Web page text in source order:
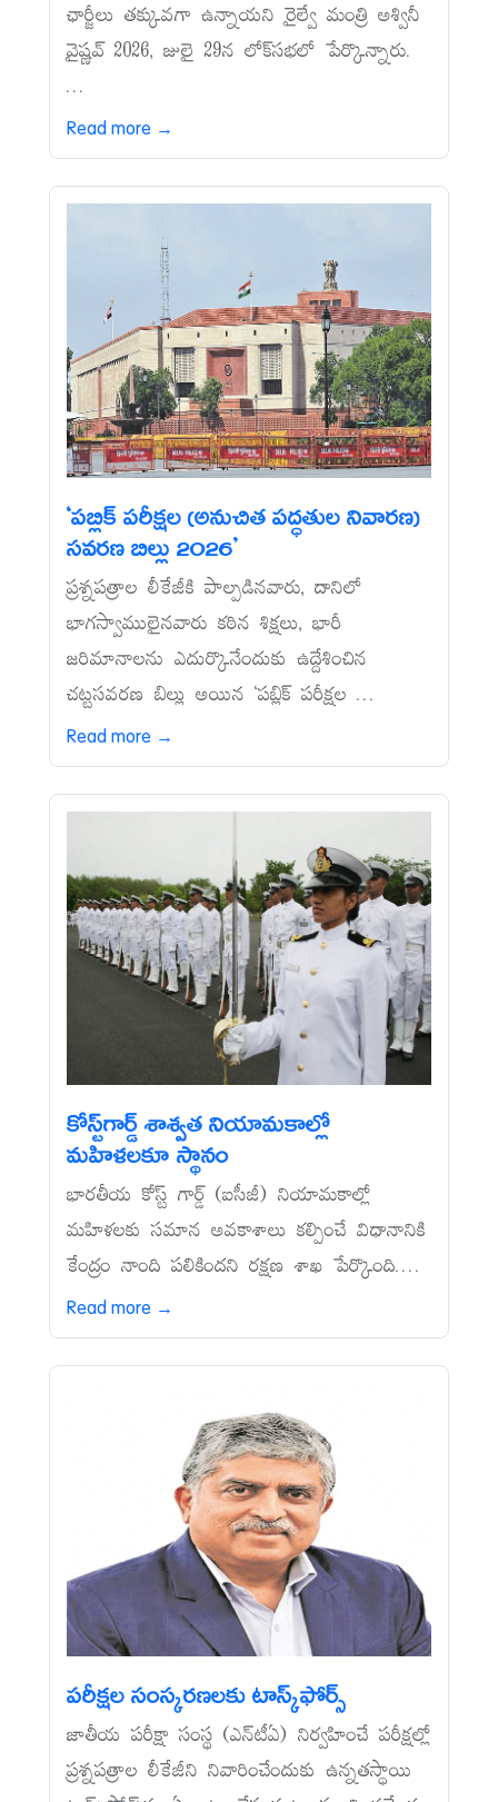
ఛార్జీలు తక్కువగా ఉన్నాయని రైల్వే మంత్రి అశ్వినీ
వైష్ణవ్‌ 2026, జులై 29న లోక్‌సభలో పేర్కొన్నారు.
...
Read more →
‘పబ్లిక్‌ పరీక్షల (అనుచిత పద్ధతుల నివారణ)
సవరణ బిల్లు 2026’
ప్రశ్నపత్రాల లీకేజీకి పాల్పడినవారు, దానిలో
భాగస్వాములైనవారు కఠిన శిక్షలు, భారీ
జరిమానాలను ఎదుర్కొనేందుకు ఉద్దేశించిన
చట్టసవరణ బిల్లు అయిన ‘పబ్లిక్‌ పరీక్షల ...
Read more →
కోస్ట్‌గార్డ్‌ శాశ్వత నియామకాల్లో
మహిళలకూ స్థానం
భారతీయ కోస్ట్‌ గార్డ్‌ (ఐసీజీ) నియామకాల్లో
మహిళలకు సమాన అవకాశాలు కల్పించే విధానానికి
కేంద్రం నాంది పలికిందని రక్షణ శాఖ పేర్కొంది....
Read more →
పరీక్షల సంస్కరణలకు టాస్క్‌ఫోర్స్‌
జాతీయ పరీక్షా సంస్థ (ఎన్‌టీఏ) నిర్వహించే పరీక్షల్లో
ప్రశ్నపత్రాల లీకేజీని నివారించేందుకు ఉన్నతస్థాయి